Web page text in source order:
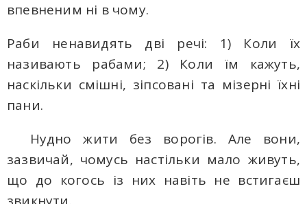
впевненим ні в чому.
Раби ненавидять дві речі: 1) Коли їх
називають рабами; 2) Коли їм кажуть,
наскільки смішні, зіпсовані та мізерні їхні
пани.
Нудно жити без ворогів. Але вони,
зазвичай, чомусь настільки мало живуть,
що до когось із них навіть не встигаєш